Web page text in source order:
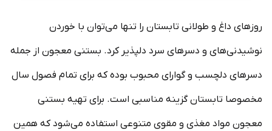
روزهای داغ و طولانی تابستان را تنها می‌توان با خوردن
نوشیدنی‌های و دسرهای سرد دلپذیر کرد. بستنی معجون از جمله
دسرهای دلچسب و گوارای محبوب بوده که برای تمام فصول سال
مخصوصا تابستان گزینه مناسبی است. برای تهیه بستنی
معجون مواد مغذی و مقوی متنوعی استفاده می‌شود که همین